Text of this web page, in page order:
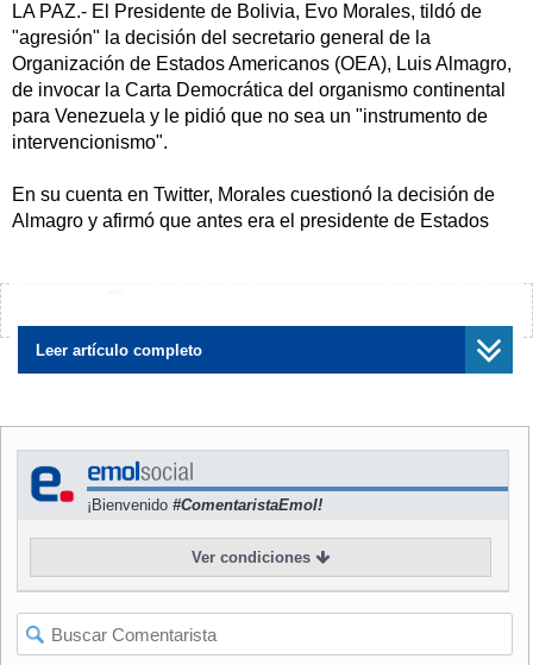
LA PAZ.- El Presidente de Bolivia, Evo Morales, tildó de
"agresión" la decisión del secretario general de la
Organización de Estados Americanos (OEA), Luis Almagro,
de invocar la Carta Democrática del organismo continental
para Venezuela y le pidió que no sea un "instrumento de
intervencionismo".
En su cuenta en Twitter, Morales cuestionó la decisión de
Almagro y afirmó que antes era el presidente de Estados
Hermano Almagro no sea instrumento de intervencionismo
al pueblo revolucionario de Venezuela (sic)", escribió el
gobernante boliviano, aliado del Mandatario venezolano,
Agregó que "la dignidad, soberanía y autodeterminación"
de los países que integran la Comunidad de Estados
Latinoamericanos y Caribeños (Celac) "se defiende, no se
vende".
Almagro activó el martes la Carta Democrática a
Venezuela, lo que puede llevar a su suspensión del ente,
por considerar que hay una "alteración del orden
Leer artículo completo
¡Bienvenido #ComentaristaEmol!
Ver condiciones